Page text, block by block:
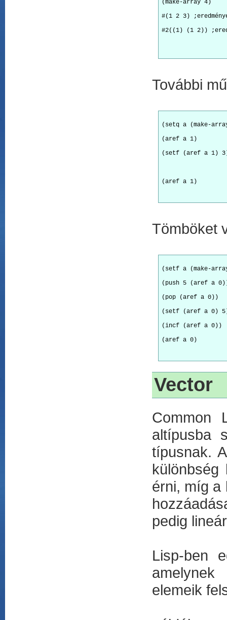
#(1 2 3)
#2((1) (1 2))
További
(setq a (make-
Tömböket
(setf a (make-
Vector
Common
altípusba
típusnak.
érni, míg a
pedig
Lisp-ben
elemeik